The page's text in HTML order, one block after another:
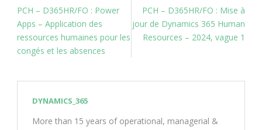
PCH – D365HR/FO : Power
Apps – Application des
ressources humaines pour les
congés et les absences
PCH – D365HR/FO : Mise à
jour de Dynamics 365 Human
Resources – 2024, vague 1
DYNAMICS_365
More than 15 years of operational, managerial &